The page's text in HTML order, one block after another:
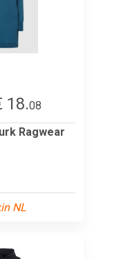
18.08
Ragwear
NL